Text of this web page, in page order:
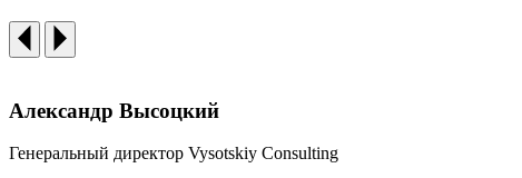
Александр Высоцкий
Генеральный директор Vysotskiy Consulting